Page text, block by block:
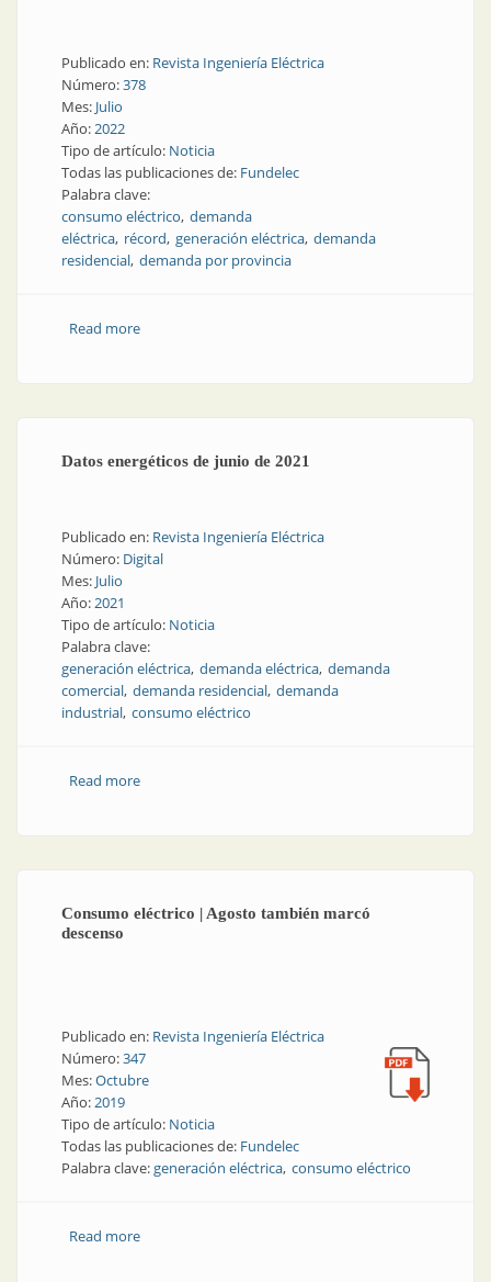
Publicado en: Revista Ingeniería Eléctrica
Número:378
Mes: Julio
Año:2022
Tipo de artículo: Noticia
Todas las publicaciones de: Fundelec
Palabra clave:
consumo eléctrico demanda
eléctrica récord generación eléctrica demanda
residencial demanda por provincia
Read moreabout En junio hubo récord de consumo eléctrico
Datos energéticos de junio de 2021
Publicado en: Revista Ingeniería Eléctrica
Número: Digital
Mes: Julio
Año:2021
Tipo de artículo: Noticia
Palabra clave:
generación eléctrica demanda eléctrica demanda
comercial demanda residencial demanda
industrial consumo eléctrico
Read moreabout Datos energéticos de junio de 2021
Consumo eléctrico | Agosto también marcó
descenso
Publicado en: Revista Ingeniería Eléctrica
Número:347
Mes:Octubre
Año:2019
Tipo de artículo: Noticia
Todas las publicaciones de: Fundelec
Palabra clave:generación eléctrica consumo eléctrico
Read moreabout Consumo eléctrico | Agosto también marcó